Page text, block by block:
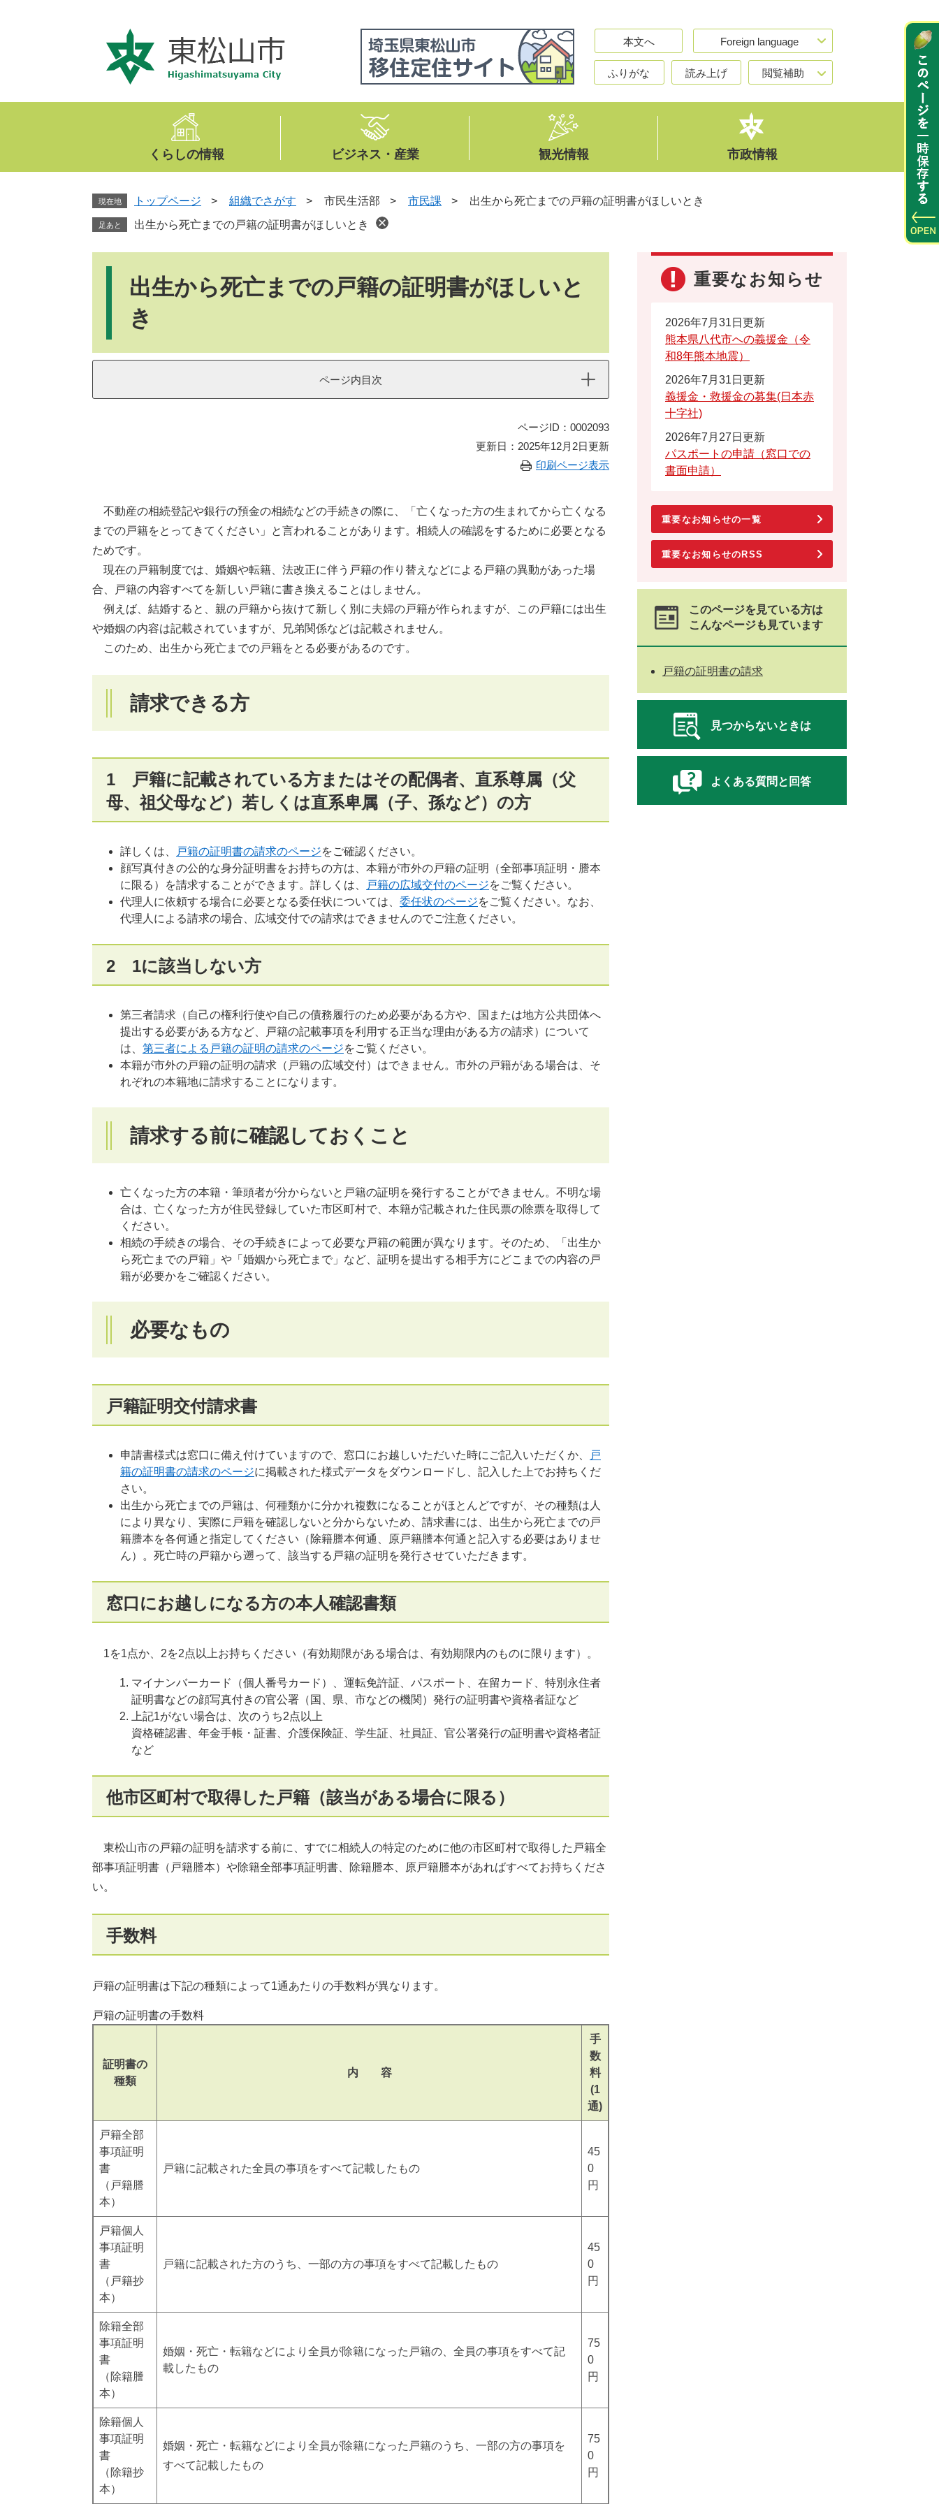
文
本文へ Foreign language
ふりがな 読み上げ 閲覧補助
くらしの情報 ビジネス・産業 観光情報 市政情報
現在地 トップページ > 組織でさがす > 市民生活部 > 市民課 > 出生から死亡までの戸籍の証明書がほしいとき
足あと 出生から死亡までの戸籍の証明書がほしいとき
出生から死亡までの戸籍の証明書がほしいと
き
ページ内目次
ページID：0002093
更新日：2025年12月2日更新
印刷ページ表示
不動産の相続登記や銀行の預金の相続などの手続きの際に、「亡くなった方の生まれてから亡くなる
までの戸籍をとってきてください」と言われることがあります。相続人の確認をするために必要となる
ためです。
現在の戸籍制度では、婚姻や転籍、法改正に伴う戸籍の作り替えなどによる戸籍の異動があった場
合、戸籍の内容すべてを新しい戸籍に書き換えることはしません。
例えば、結婚すると、親の戸籍から抜けて新しく別に夫婦の戸籍が作られますが、この戸籍には出生
や婚姻の内容は記載されていますが、兄弟関係などは記載されません。
このため、出生から死亡までの戸籍をとる必要があるのです。
請求できる方
1 戸籍に記載されている方またはその配偶者、直系尊属（父
母、祖父母など）若しくは直系卑属（子、孫など）の方
詳しくは、 戸籍の証明書の請求のページをご確認ください。
顔写真付きの公的な身分証明書をお持ちの方は、本籍が市外の戸籍の証明（全部事項証明・謄本
に限る）を請求することができます。詳しくは、
戸籍の広域交付のページをご覧ください。
代理人に依頼する場合に必要となる委任状については、 委任状のページをご覧ください。なお、
代理人による請求の場合、広域交付での請求はできませんのでご注意ください。
2 1に該当しない方
第三者請求（自己の権利行使や自己の債務履行のため必要がある方や、国または地方公共団体へ
提出する必要がある方など、戸籍の記載事項を利用する正当な理由がある方の請求）について
は、 第三者による戸籍の証明の請求のページをご覧ください。
本籍が市外の戸籍の証明の請求（戸籍の広域交付）はできません。市外の戸籍がある場合は、そ
れぞれの本籍地に請求することになります。
請求する前に確認しておくこと
亡くなった方の本籍・筆頭者が分からないと戸籍の証明を発行することができません。不明な場
合は、亡くなった方が住民登録していた市区町村で、本籍が記載された住民票の除票を取得して
ください。
相続の手続きの場合、その手続きによって必要な戸籍の範囲が異なります。そのため、「出生か
ら死亡までの戸籍」や「婚姻から死亡まで」など、証明を提出する相手方にどこまでの内容の戸
籍が必要かをご確認ください。
必要なもの
戸籍証明交付請求書
​申請書様式は窓口に備え付けていますので、窓口にお越しいただいた時にご記入いただくか、
戸
籍の証明書の請求のページに掲載された様式データをダウンロードし、記入した上でお持ちくだ
さい。
出生から死亡までの戸籍は、何種類かに分かれ複数になることがほとんどですが、その種類は人
により異なり、実際に戸籍を確認しないと分からないため、請求書には、出生から死亡までの戸
籍謄本を各何通と指定してください（除籍謄本何通、原戸籍謄本何通と記入する必要はありませ
ん）。死亡時の戸籍から遡って、該当する戸籍の証明を発行させていただきます。
窓口にお越しになる方の本人確認書類
1を1点か、2を2点以上お持ちください（有効期限がある場合は、有効期限内のものに限ります）。
マイナンバーカード（個人番号カード）、運転免許証、パスポート、在留カード、特別永住者
証明書などの顔写真付きの官公署（国、県、市などの機関）発行の証明書や資格者証など
上記1がない場合は、次のうち2点以上
資格確認書、年金手帳・証書、介護保険証、学生証、社員証、官公署発行の証明書や資格者証
など
他市区町村で取得した戸籍（該当がある場合に限る）
東松山市の戸籍の証明を請求する前に、すでに相続人の特定のために他の市区町村で取得した戸籍全
部事項証明書（戸籍謄本）や除籍全部事項証明書、除籍謄本、原戸籍謄本があればすべてお持ちくださ
い。
手数料
戸籍の証明書は下記の種類によって1通あたりの手数料が異なります。
戸籍の証明書の手数料
証明書の
種類
内 容
手
数
料
(1
通)
戸籍全部
事項証明
書
（戸籍謄
本）
戸籍に記載された全員の事項をすべて記載したもの
45
0
円
戸籍個人
事項証明
書
（戸籍抄
本）
戸籍に記載された方のうち、一部の方の事項をすべて記載したもの
45
0
円
除籍全部
事項証明
書
（除籍謄
本）
婚姻・死亡・転籍などにより全員が除籍になった戸籍の、全員の事項をすべて記
載したもの
75
0
円
除籍個人
事項証明
書
（除籍抄
本）
婚姻・死亡・転籍などにより全員が除籍になった戸籍のうち、一部の方の事項を
すべて記載したもの
75
0
円
重要なお知らせ
2026年7月31日更新
熊本県八代市への義援金（令
和8年熊本地震）
2026年7月31日更新
義援金・救援金の募集(日本赤
十字社)
2026年7月27日更新
パスポートの申請（窓口での
書面申請）
重要なお知らせの一覧
重要なお知らせのRSS
このページを見ている方は
こんなページも見ています
戸籍の証明書の請求
見つからないときは
よくある質問と回答